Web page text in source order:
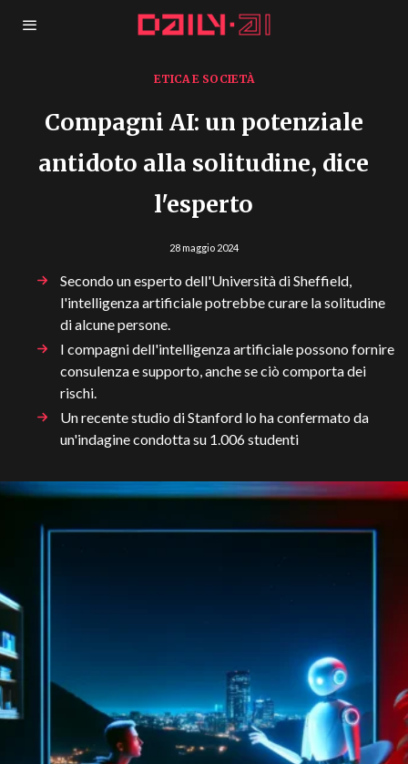
ETICA E SOCIETÀ
Compagni AI: un potenziale
antidoto alla solitudine, dice
l'esperto
28 maggio 2024
Secondo un esperto dell'Università di Sheffield,
l'intelligenza artificiale potrebbe curare la solitudine
di alcune persone.
I compagni dell'intelligenza artificiale possono fornire
consulenza e supporto, anche se ciò comporta dei
rischi.
Un recente studio di Stanford lo ha confermato da
un'indagine condotta su 1.006 studenti